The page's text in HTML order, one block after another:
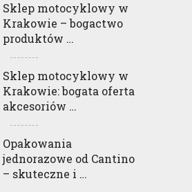
Sklep motocyklowy w
Krakowie – bogactwo
produktów …
Sklep motocyklowy w
Krakowie: bogata oferta
akcesoriów …
Opakowania
jednorazowe od Cantino
– skuteczne i …